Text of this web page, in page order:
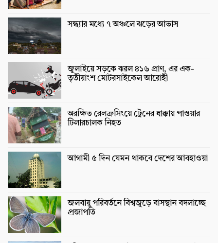
সন্ধ্যার মধ্যে ৭ অঞ্চলে ঝড়ের আভাস
জুলাইয়ে সড়কে ঝরল ৪১৬ প্রাণ, এর এক-
তৃতীয়াংশ মোটরসাইকেল আরোহী
অরক্ষিত রেলক্রসিংয়ে ট্রেনের ধাক্কায় পাওয়ার
টিলারচালক নিহত
আগামী ৫ দিন যেমন থাকবে দেশের আবহাওয়া
জলবায়ু পরিবর্তনে বিশ্বজুড়ে বাসস্থান বদলাচ্ছে
প্রজাপতি